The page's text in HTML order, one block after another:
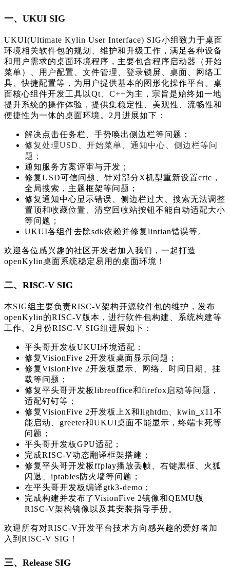
一、UKUI SIG
UKUI(Ultimate Kylin User Interface) SIG小组致力于桌面
环境相关软件包的规划、维护和升级工作，满足各种设备
和用户需求的桌面环境程序，主要包含程序启动器（开始
菜单）、用户配置、文件管理、登录锁屏、桌面、网络工
具、快捷配置等，为用户提供基本的图形化操作平台。桌
面核心组件开发工具以Qt、C++为主，宗旨是始终如一地
提升系统的操作体验，提供集稳定性、美观性、流畅性和
便捷性为一体的桌面环境。2月进展如下：
解决点击任务栏、手势唤出侧边栏等问题；
修复处理USD、开始菜单、通知中心、侧边栏等问
题；
通知服务方案评审与开发；
修复USD可信问题、针对部分X机型重新设置crtc，
全局搜索，主题框架等问题；
修复通知中心显示错误、侧边栏过大、搜索无法调整
置顶和收藏位置、清空回收站按钮不能自动适配大小
等问题；
UKUI各组件去除sdk依赖并修复lintian错误等。
欢迎各位感兴趣的社区开发者加入我们，一起打造
openKylin桌面系统稳定易用的桌面环境！
二、RISC-V SIG
本SIG组主要负责RISC-V架构开源软件包的维护，发布
openKylin的RISC-V版本，进行软件包构建、系统构建等
工作。2月份RISC-V SIG组进展如下：
平头哥开发板UKUI环境适配；
修复VisionFive 2开发板桌面显示问题；
修复VisionFive 2开发板显示、网络、时间日期、挂
载等问题；
修复平头哥开发板libreoffice和firefox启动等问题，
适配钉钉等；
修复VisionFive 2开发板上X和lightdm、kwin_x11不
能启动、greeter和UKUI桌面不能显示，终端卡死等
问题；
平头哥开发板GPU适配；
完成RISC-V动态翻译框架搭建；
修复平头哥开发板ffplay播放丢帧、右键黑框、火狐
闪退、iptables防火墙等问题；
在平头哥开发板编译gtk3-demo；
完成构建并发布了VisionFive 2镜像和QEMU版
RISC-V架构镜像以及其安装指导手册。
欢迎所有对RISC-V开发平台技术方向感兴趣的爱好者加
入到RISC-V SIG！
三、Release SIG